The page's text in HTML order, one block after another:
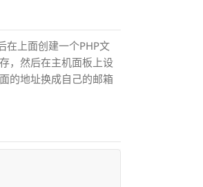
在上面创建一个PHP文
，然后在主机面板上设
的地址换成自己的邮箱